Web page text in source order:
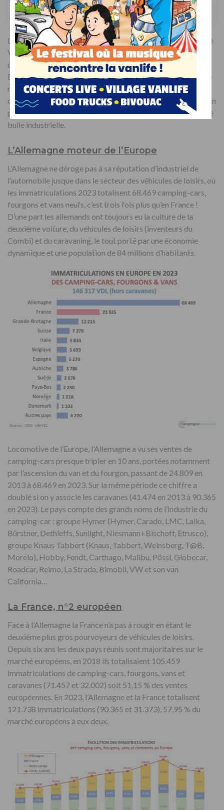
Préc
DE 2
Suiv.
Le graphique ci-dessus montre la chute brutale des ventes de
VUL et VP en 2020, respectivement – 16 % et -25 %. Tandis
que le VDL croit de + 5 % en 2020 et + 23,5 % en 2021.
Depuis, les marchés en berne de l’utilitaire et de l’automobile
n’ont jamais retrouvé leur niveaux d’avant covid,
contrairement au VDL qui reprend son rythme de croisière. En
plus d’être une bulle sanitaire, le camping-car se double d’une
bulle industrielle.
L’Allemagne moteur de l’Europe
L’Allemagne ne déroge pas à sa réputation d’industriel de
l’automobile jusque dans le secteur des véhicules de loisirs, où
les immatriculations 2023 totalisent 68.469 camping-cars,
fourgons et vans neufs, c’est trois fois plus qu’en France !
D’une part les allemands ont toujours eu la culture de la
deuxième voiture, du véhicules de loisirs (inventeurs du
Combi) et du caravaning, le tout porté par une économie
dynamique et une population de 84 millions d’habitants.
Locomotive de l’Europe, l’Allemagne a vu ses ventes de
camping-cars presque tripler en 10 ans, portées notamment
par l’ascension du van et du fourgon, passant de 24.809 en
2013 à 68.469 en 2023. Sur la même période ce chiffre a
doublé si on y associe les caravanes (41.474 en 2013 à 90.365
en 2023). Le pays compte des grands noms de l’industrie du
camping-car : groupe Hymer (Hymer, Carado, LMC, Laika,
Bürstner, Dethleffs, Sunlight, Niesmann+Bischoff, Etrusco),
groupe Knaus Tabbert (Knaus, Tabbert, Weinsberg, T@B,
Morelo), Hobby, Fendt, Carthago, Malibu, Pössl, Globecar,
Roadcar, Reimo, La Strada, Bimobil, VW et son van
California…
La France, n°2 européen
Face à l’Allemagne la France n’a pas à rougir en étant le
deuxième plus gros pourvoyeurs de véhicules de loisirs.
Depuis six ans les deux pays réunis sont majoritaires sur le
marché européens, en 2018 ils totalisaient 105.459
immatriculations de camping-cars, fourgons, vans et
caravanes (71.457 et 32.002) soit 51,15 % des ventes
européennes. En 2023, l’Allemagne et la France totalisent
121.738 immatriculations (90.365 et 31.373), 57,95 % du
marché européens à eux deux.